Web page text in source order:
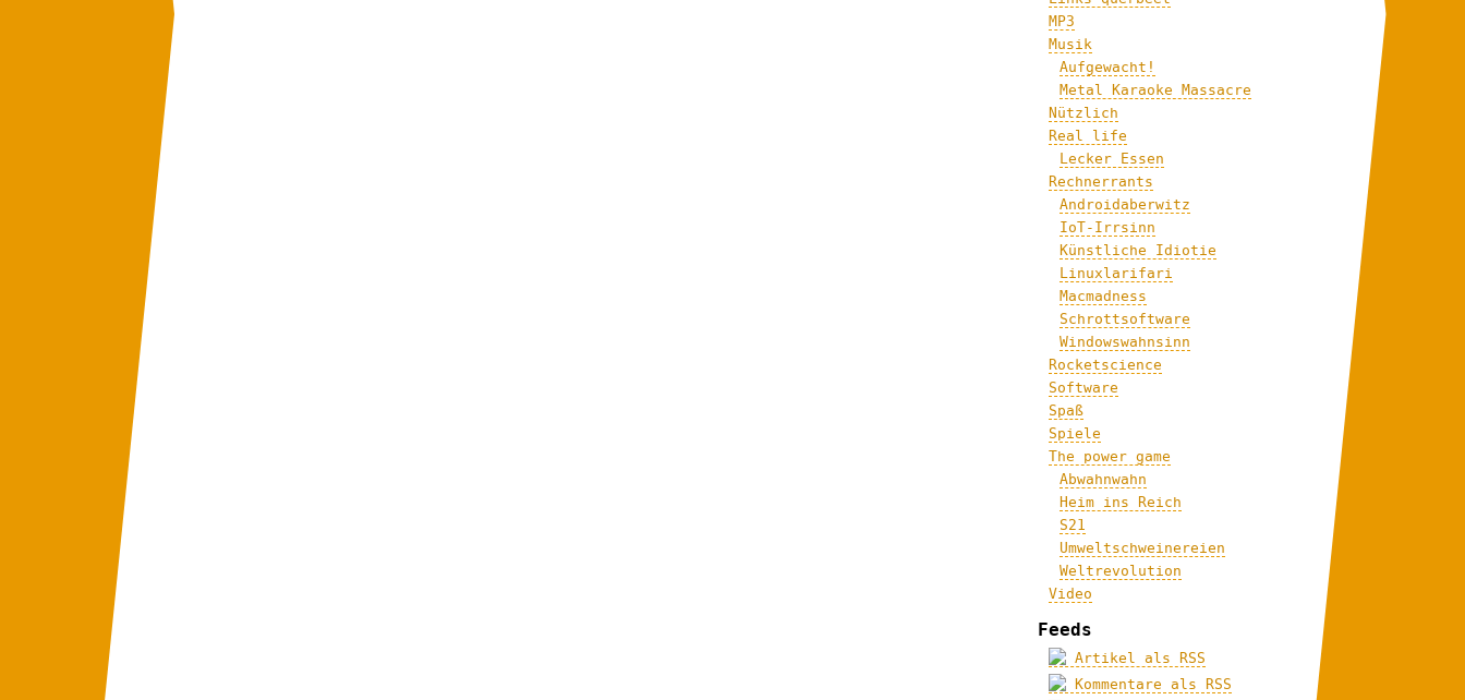
MP3
Musik
Aufgewacht!
Metal Karaoke Massacre
Nützlich
Real life
Lecker Essen
Rechnerrants
Androidaberwitz
IoT-Irrsinn
Künstliche Idiotie
Linuxlarifari
Macmadness
Schrottsoftware
Windowswahnsinn
Rocketscience
Software
Spaß
Spiele
The power game
Abwahnwahn
Heim ins Reich
S21
Umweltschweinereien
Weltrevolution
Video
Feeds
Artikel als RSS
Kommentare als RSS